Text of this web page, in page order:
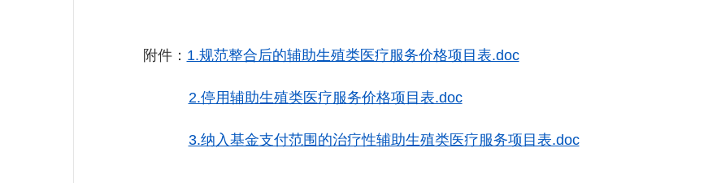
附件： 1.规范整合后的辅助生殖类医疗服务价格项目表.doc
2.停用辅助生殖类医疗服务价格项目表.doc
3.纳入基金支付范围的治疗性辅助生殖类医疗服务项目表.doc